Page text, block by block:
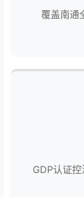
覆盖南通
GDP认证